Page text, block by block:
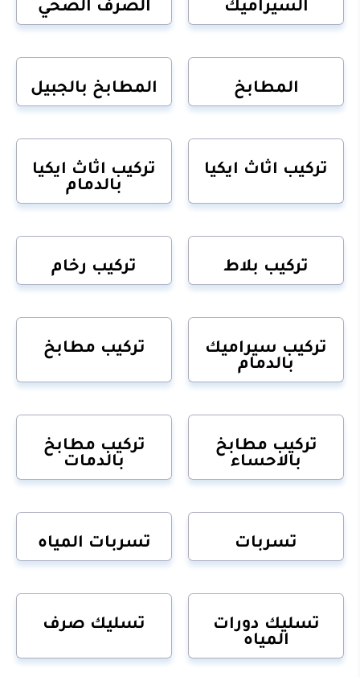
السيراميك الصرف الصحي
المطابخ المطابخ بالجبيل
تركيب اثاث ايكيا
تركيب اثاث ايكيا
بالدمام
تركيب بلاط تركيب رخام
تركيب سيراميك
بالدمام
تركيب مطابخ
تركيب مطابخ
بالاحساء
تركيب مطابخ
بالدمات
تسربات تسربات المياه
تسليك دورات
المياه
تسليك صرف